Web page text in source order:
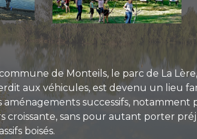
de Monteils, le parc de La
aux véhicules, est devenu un lieu
successifs, notamment
sans pour autant porter
boisés.